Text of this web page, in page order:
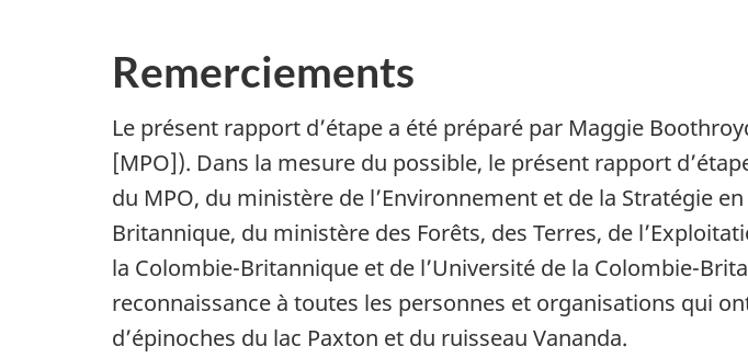
Remerciements
Le présent rapport d’étape a été préparé par Maggie
[MPO]). Dans la mesure du possible, le présent rapport
du MPO, du ministère de l’Environnement et de la Stratégie
Britannique, du ministère des Forêts, des Terres, de
la Colombie-Britannique et de l’Université de la Colombie-
reconnaissance à toutes les personnes et organisations qui
d’épinoches du lac Paxton et du ruisseau Vananda.